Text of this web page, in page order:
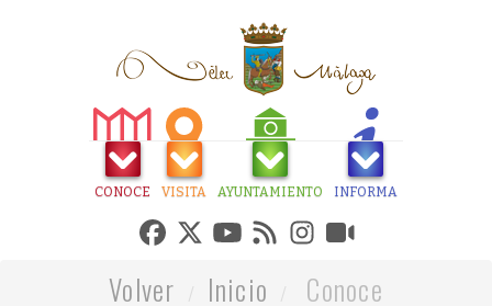
CONOCE VISITA AYUNTAMIENTO INFORMA
Volver Inicio
Conoce